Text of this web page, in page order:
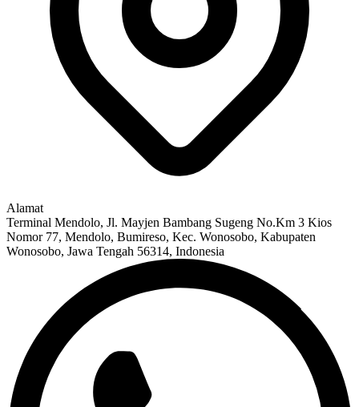
Alamat
Terminal Mendolo, Jl. Mayjen Bambang Sugeng No.Km 3 Kios
Nomor 77, Mendolo, Bumireso, Kec. Wonosobo, Kabupaten
Wonosobo, Jawa Tengah 56314, Indonesia